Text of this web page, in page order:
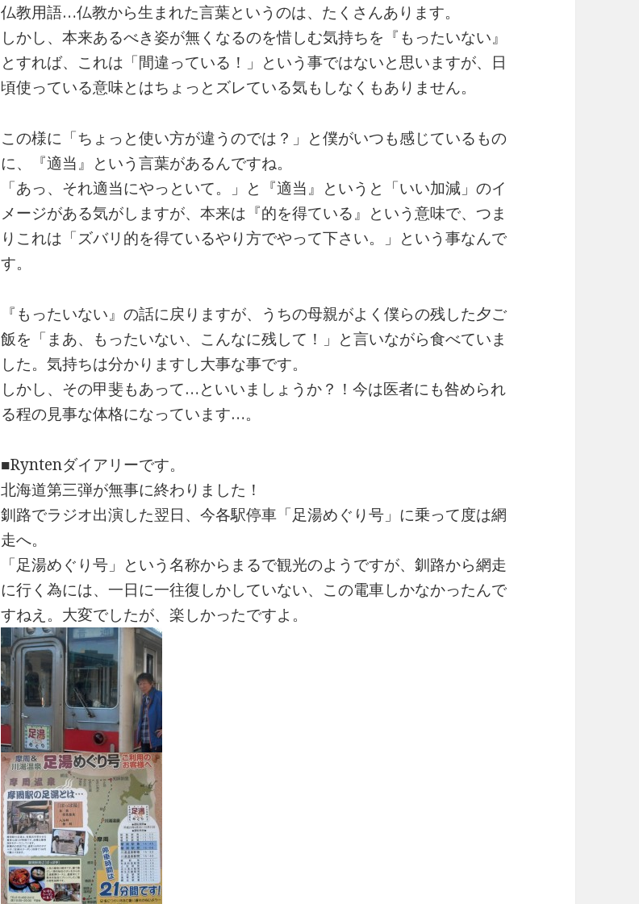
仏教用語…仏教から生まれた言葉というのは、たくさんあります。
しかし、本来あるべき姿が無くなるのを惜しむ気持ちを『もったいない』
とすれば、これは「間違っている！」という事ではないと思いますが、日
頃使っている意味とはちょっとズレている気もしなくもありません。
この様に「ちょっと使い方が違うのでは？」と僕がいつも感じているもの
に、『適当』という言葉があるんですね。
「あっ、それ適当にやっといて。」と『適当』というと「いい加減」のイ
メージがある気がしますが、本来は『的を得ている』という意味で、つま
りこれは「ズバリ的を得ているやり方でやって下さい。」という事なんで
す。
『もったいない』の話に戻りますが、うちの母親がよく僕らの残した夕ご
飯を「まあ、もったいない、こんなに残して！」と言いながら食べていま
した。気持ちは分かりますし大事な事です。
しかし、その甲斐もあって…といいましょうか？！今は医者にも咎められ
る程の見事な体格になっています…。
■Ryntenダイアリーです。
北海道第三弾が無事に終わりました！
釧路でラジオ出演した翌日、今各駅停車「足湯めぐり号」に乗って度は網
走へ。
「足湯めぐり号」という名称からまるで観光のようですが、釧路から網走
に行く為には、一日に一往復しかしていない、この電車しかなかったんで
すねえ。大変でしたが、楽しかったですよ。